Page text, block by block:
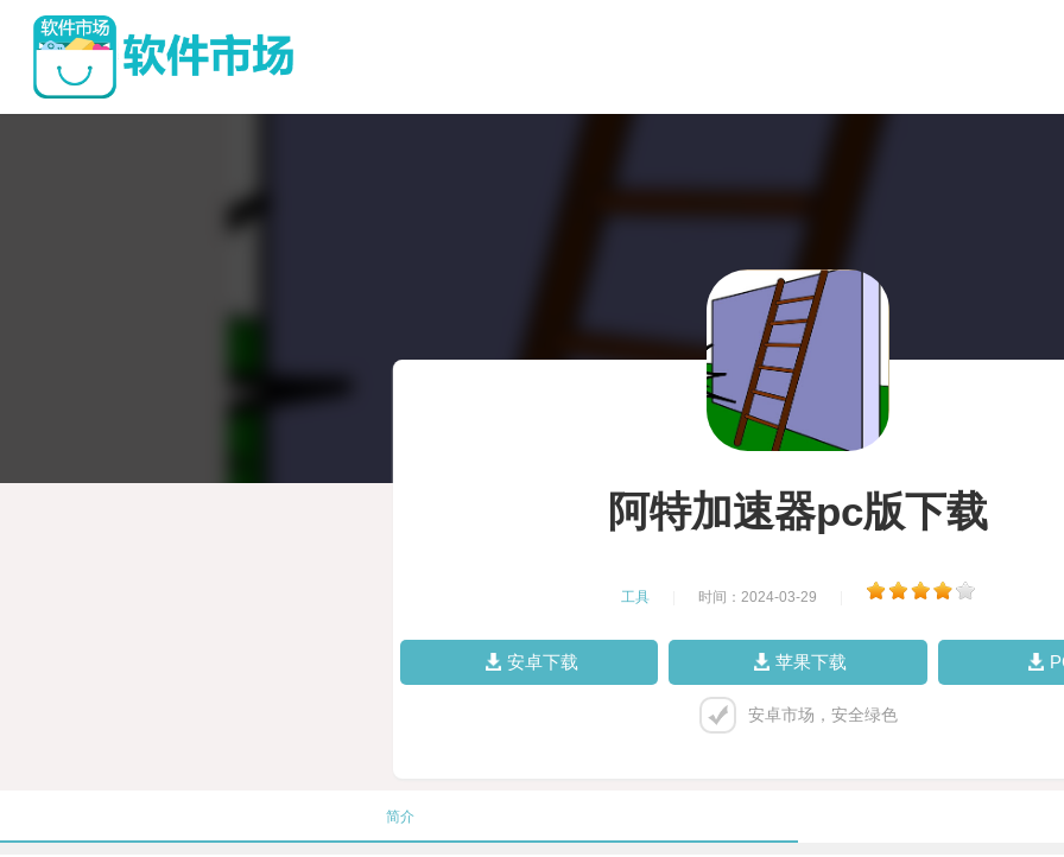
阿特加速器pc版下载
工具 时间：2024-03-29
安卓下载 苹果下载
安卓市场，安全绿色
简介